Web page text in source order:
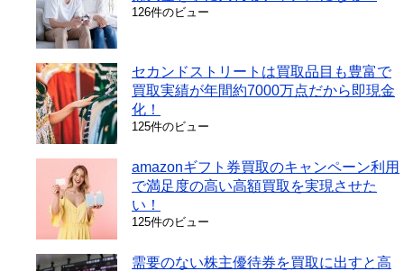
126件のビュー
セカンドストリートは買取品目も豊富で
買取実績が年間約7000万点だから即現金
化！
125件のビュー
amazonギフト券買取のキャンペーン利用
で満足度の高い高額買取を実現させた
い！
125件のビュー
需要のない株主優待券を買取に出すと高